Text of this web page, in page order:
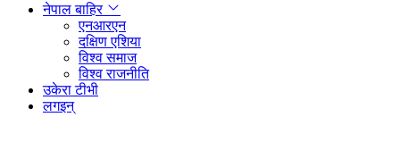
नेपाल बाहिर
एनआरएन
दक्षिण एशिया
विश्व समाज
विश्व राजनीति
उकेरा टीभी
लगइन्